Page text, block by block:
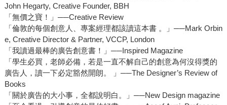
John Hegarty, Creative Founder, BBH
「無價之寶！」──Creative Review
「倫敦的每個創意人、專案經理都該讀這本書 。」──Mark Orbin
e, Creative Director & Partner, VCCP, London
「我讀過最棒的廣告創意書！」──Inspired Magazine
「學生必買，老師必備，若是一直不解自己的創意為何沒得獎的
廣告人，讀一下必定豁然開朗。 」──The Designer’s Review of
Books
「關於廣告的大小事，全都說明白。」──New Design magazine